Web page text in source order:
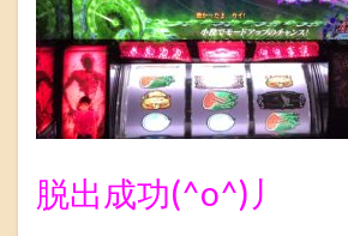
脱出成功(^o^)丿